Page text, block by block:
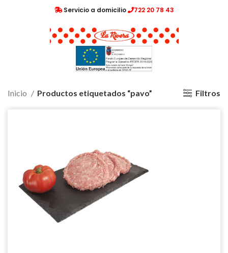
Servicio a domicilio 722 20 78 43
Inicio Productos etiquetados “pavo” Filtros